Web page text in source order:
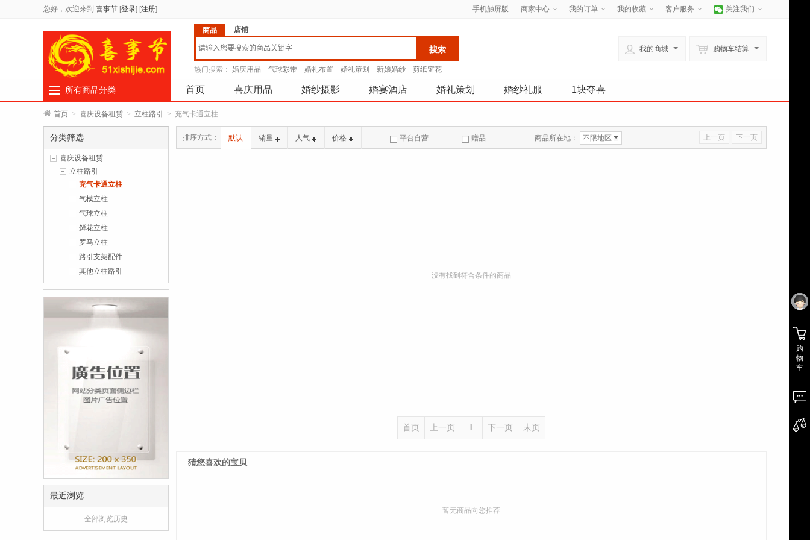
购
物
车
您好，欢迎来到 喜事节 [登录] [注册] 手机触屏版 商家中心 我的订单 我的收藏 客户服务 关注我们
商品 店铺
热门搜索： 婚庆用品 气球彩带 婚礼布置 婚礼策划 新娘婚纱 剪纸窗花
我的商城 购物车结算
所有商品分类 首页 喜庆用品 婚纱摄影 婚宴酒店 婚礼策划 婚纱礼服 1块夺喜
首页 > 喜庆设备租赁 > 立柱路引 > 充气卡通立柱
分类筛选
喜庆设备租赁
立柱路引
充气卡通立柱
气模立柱
气球立柱
鲜花立柱
罗马立柱
路引支架配件
其他立柱路引
最近浏览
全部浏览历史
上一页 下一页
排序方式： 默认 销量 人气 价格 平台自营 赠品 商品所在地： 不限地区
没有找到符合条件的商品
首页 上一页 1 下一页 末页
猜您喜欢的宝贝
暂无商品向您推荐